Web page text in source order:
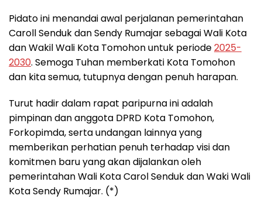
Pidato ini menandai awal perjalanan pemerintahan
Caroll Senduk dan Sendy Rumajar sebagai Wali Kota
dan Wakil Wali Kota Tomohon untuk periode2025-
2030. Semoga Tuhan memberkati Kota Tomohon
dan kita semua, tutupnya dengan penuh harapan.
Turut hadir dalam rapat paripurna ini adalah
pimpinan dan anggota DPRD Kota Tomohon,
Forkopimda, serta undangan lainnya yang
memberikan perhatian penuh terhadap visi dan
komitmen baru yang akan dijalankan oleh
pemerintahan Wali Kota Carol Senduk dan Waki Wali
Kota Sendy Rumajar. (*)